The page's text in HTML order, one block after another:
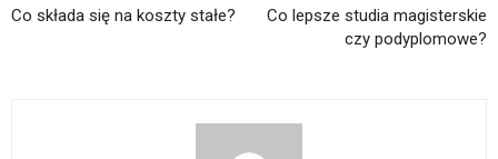
Co składa się na koszty stałe?
Co lepsze studia magisterskie
czy podyplomowe?